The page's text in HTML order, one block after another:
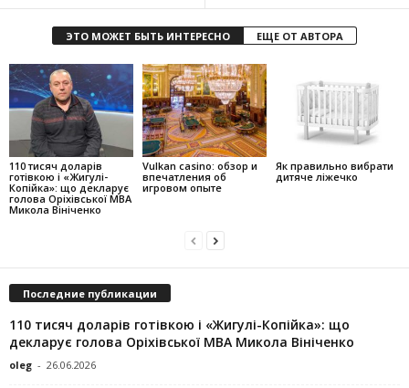
ЭТО МОЖЕТ БЫТЬ ИНТЕРЕСНО ЕЩЕ ОТ АВТОРА
110 тисяч доларів
готівкою і «Жигулі-
Копійка»: що декларує
голова Оріхівської МВА
Микола Вініченко
Vulkan casino: обзор и
впечатления об
игровом опыте
Як правильно вибрати
дитяче ліжечко
Последние публикации
110 тисяч доларів готівкою і «Жигулі-Копійка»: що
декларує голова Оріхівської МВА Микола Вініченко
oleg - 26.06.2026